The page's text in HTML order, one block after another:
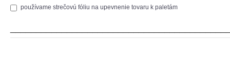
používame strečovú fóliu na upevnenie tovaru k paletám